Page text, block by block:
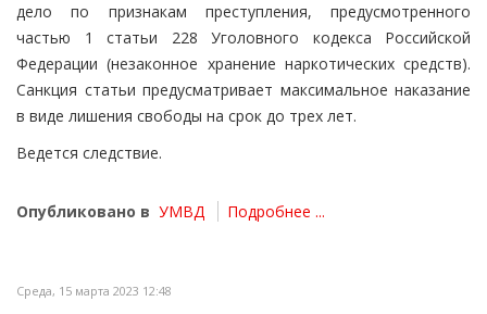
дело по признакам преступления, предусмотренного
частью 1 статьи 228 Уголовного кодекса Российской
Федерации (незаконное хранение наркотических средств).
Санкция статьи предусматривает максимальное наказание
в виде лишения свободы на срок до трех лет.
Ведется следствие.
Опубликовано в УМВД Подробнее ...
Среда, 15 марта 2023 12:48